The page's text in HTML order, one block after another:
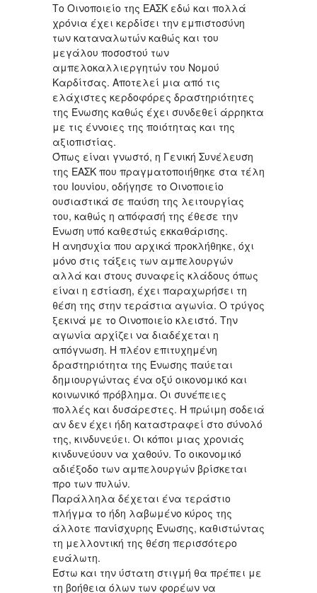
Tο Οινοποιείο της ΕΑΣΚ εδώ και πολλά
χρόνια έχει κερδίσει την εμπιστοσύνη
των καταναλωτών καθώς και του
μεγάλου ποσοστού των
αμπελοκαλλιεργητών του Νομού
Καρδίτσας. Αποτελεί μια από τις
ελάχιστες κερδοφόρες δραστηριότητες
της Ένωσης καθώς έχει συνδεθεί άρρηκτα
με τις έννοιες της ποιότητας και της
αξιοπιστίας.
Όπως είναι γνωστό, η Γενική Συνέλευση
της ΕΑΣΚ που πραγματοποιήθηκε στα τέλη
του Ιουνίου, οδήγησε το Οινοποιείο
ουσιαστικά σε παύση της λειτουργίας
του, καθώς η απόφασή της έθεσε την
Ένωση υπό καθεστώς εκκαθάρισης.
Η ανησυχία που αρχικά προκλήθηκε, όχι
μόνο στις τάξεις των αμπελουργών
αλλά και στους συναφείς κλάδους όπως
είναι η εστίαση, έχει παραχωρήσει τη
θέση της στην τεράστια αγωνία. Ο τρύγος
ξεκινά με το Οινοποιείο κλειστό. Την
αγωνία αρχίζει να διαδέχεται η
απόγνωση. Η πλέον επιτυχημένη
δραστηριότητα της Ένωσης παύεται
δημιουργώντας ένα οξύ οικονομικό και
κοινωνικό πρόβλημα. Οι συνέπειες
πολλές και δυσάρεστες. Η πρώιμη σοδειά
αν δεν έχει ήδη καταστραφεί στο σύνολό
της, κινδυνεύει. Οι κόποι μιας χρονιάς
κινδυνεύουν να χαθούν. Το οικονομικό
αδιέξοδο των αμπελουργών βρίσκεται
προ των πυλών.
Παράλληλα δέχεται ένα τεράστιο
πλήγμα το ήδη λαβωμένο κύρος της
άλλοτε πανίσχυρης Ένωσης, καθιστώντας
τη μελλοντική της θέση περισσότερο
ευάλωτη.
Έστω και την ύστατη στιγμή θα πρέπει με
τη βοήθεια όλων των φορέων να